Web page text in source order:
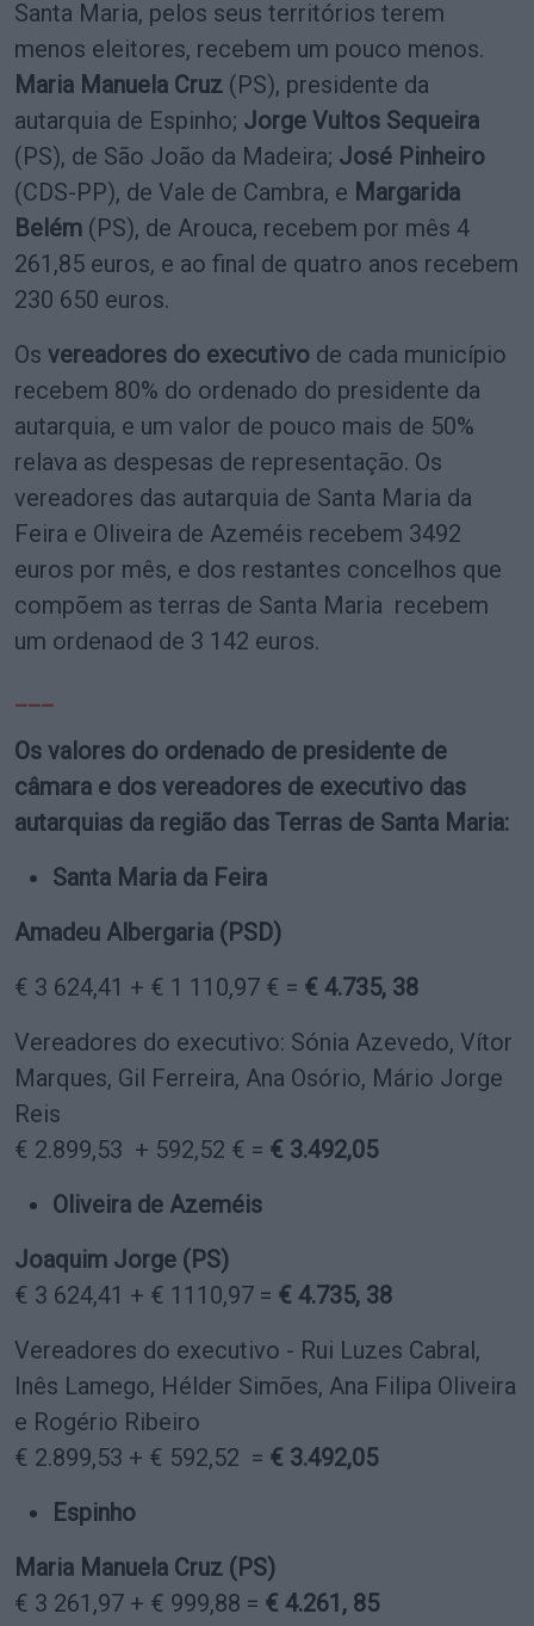
Santa Maria, pelos seus territórios terem
menos eleitores, recebem um pouco menos.
Maria Manuela Cruz (PS), presidente da
autarquia de Espinho; Jorge Vultos Sequeira
(PS), de São João da Madeira; José Pinheiro
(CDS-PP), de Vale de Cambra, e Margarida
Belém (PS), de Arouca, recebem por mês 4
261,85 euros, e ao final de quatro anos recebem
230 650 euros.
Os vereadores do executivo de cada município
recebem 80% do ordenado do presidente da
autarquia, e um valor de pouco mais de 50%
relava as despesas de representação. Os
vereadores das autarquia de Santa Maria da
Feira e Oliveira de Azeméis recebem 3492
euros por mês, e dos restantes concelhos que
compõem as terras de Santa Maria recebem
um ordenaod de 3 142 euros.
Os valores do ordenado de presidente de
câmara e dos vereadores de executivo das
autarquias da região das Terras de Santa Maria:
Santa Maria da Feira
Amadeu Albergaria (PSD)
€ 3 624,41 + € 1 110,97 € = € 4.735, 38
Vereadores do executivo: Sónia Azevedo, Vítor
Marques, Gil Ferreira, Ana Osório, Mário Jorge
Reis
€ 2.899,53 + 592,52 € = € 3.492,05
Oliveira de Azeméis
Joaquim Jorge (PS)
€ 3 624,41 + € 1110,97 = € 4.735, 38
Vereadores do executivo - Rui Luzes Cabral,
Inês Lamego, Hélder Simões, Ana Filipa Oliveira
e Rogério Ribeiro
€ 2.899,53 + € 592,52 = € 3.492,05
Espinho
Maria Manuela Cruz (PS)
€ 3 261,97 + € 999,88 = € 4.261, 85